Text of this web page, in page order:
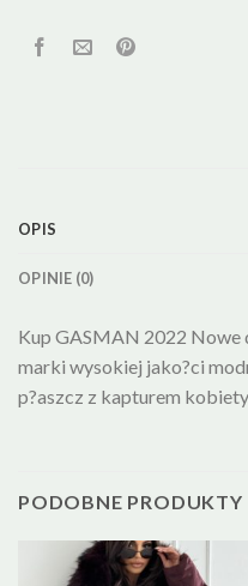
OPIS
OPINIE (0)
Kup GASMAN 2022
marki wysokiej jako?ci
p?aszcz z kapturem
PODOBNE PRODUKTY